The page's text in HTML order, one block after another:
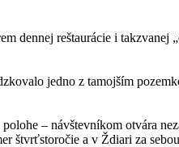
dennej reštaurácie i takzvanej
jedno z tamojším
– návštevníkom otvára
štvrťstoročie a v Ždiari za